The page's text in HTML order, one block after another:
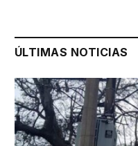
ÚLTIMAS NOTICIAS